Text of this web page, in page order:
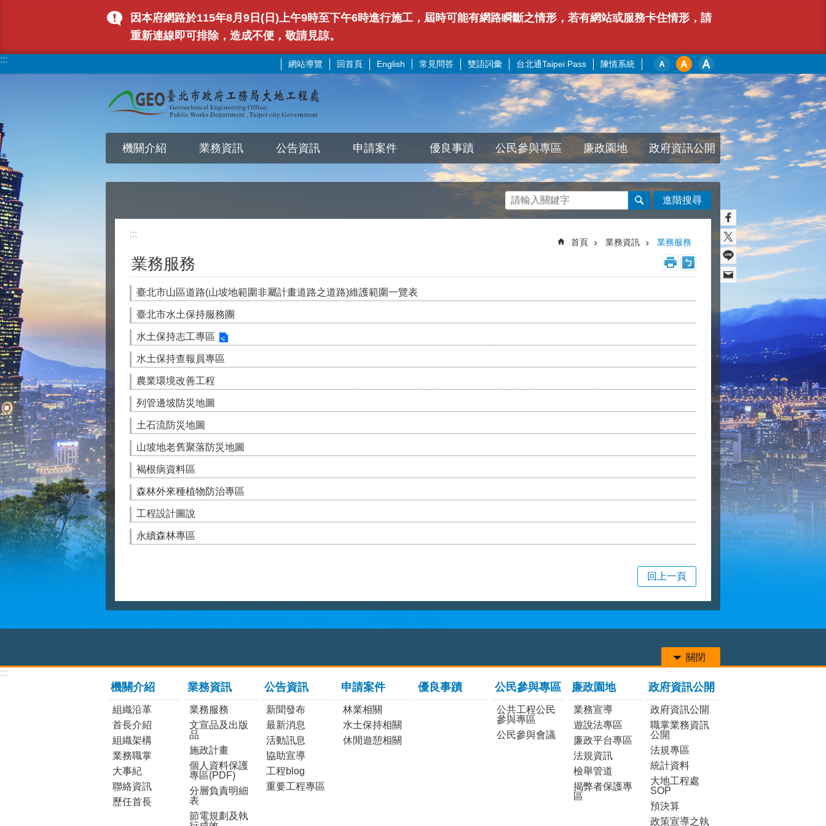
因本府網路於115年8月9日(日)上午9時至下午6時進行施工，屆時可能有網路瞬斷之情形，若有網站或服務卡住情形，請
重新連線即可排除，造成不便，敬請見諒。
::: 網站導覽 回首頁 English 常見問答 雙語詞彙 台北通Taipei Pass 陳情系統
機關介紹 業務資訊 公告資訊 申請案件 優良事蹟 公民參與專區 廉政園地 政府資訊公開
進階搜尋
:::
首頁 業務資訊 業務服務
業務服務
臺北市山區道路(山坡地範圍非屬計畫道路之道路)維護範圍一覽表
臺北市水土保持服務團
水土保持志工專區
水土保持查報員專區
農業環境改善工程
列管邊坡防災地圖
土石流防災地圖
山坡地老舊聚落防災地圖
褐根病資料區
森林外來種植物防治專區
工程設計圖說
永續森林專區
回上一頁
關閉
:::
機關介紹
組織沿革
首長介紹
組織架構
業務職掌
大事紀
聯絡資訊
歷任首長
業務資訊
業務服務
文宣品及出版
品
施政計畫
個人資料保護
專區(PDF)
分層負責明細
表
節電規劃及執
公告資訊
新聞發布
最新消息
活動訊息
協助宣導
工程blog
重要工程專區
申請案件
林業相關
水土保持相關
休閒遊憩相關
優良事蹟 公民參與專區
公共工程公民
參與專區
公民參與會議
廉政園地
業務宣導
遊說法專區
廉政平台專區
法規資訊
檢舉管道
揭弊者保護專
區
政府資訊公開
政府資訊公開
職掌業務資訊
公開
法規專區
統計資料
大地工程處
SOP
預決算
政策宣導之執